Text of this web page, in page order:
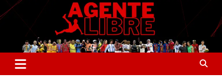
Saltar
al
Agente Libre Digital
La nueva generación del periodismo deportivo.